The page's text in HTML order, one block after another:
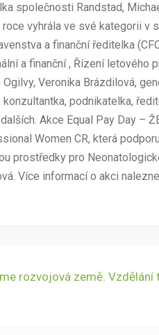
společnosti Randstad,
vyhrála ve své kategorii v
a finanční ředitelka
a finanční , Řízení letového
Veronika Brázdilová,
podnikatelka,
Akce Equal Pay Day –
Women CR, která
prostředky pro
Více informací o akci
rozvojová země. Vzdělání